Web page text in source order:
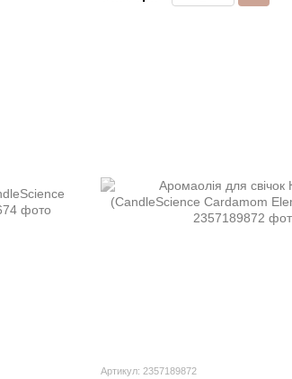
Артикул: 2357189872